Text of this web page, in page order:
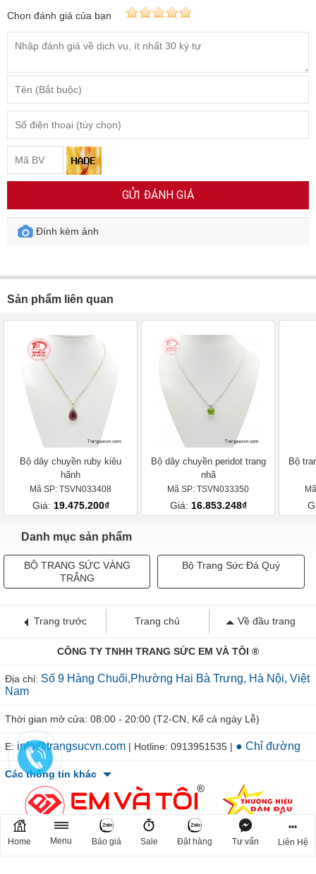
Chọn đánh giá của bạn
GỬI ĐÁNH GIÁ
Đính kèm ảnh
Sản phẩm liên quan
Bộ dây chuyền ruby kiêu
hãnh
Mã SP: TSVN033408
Giá: 19.475.200₫
Bộ dây chuyền peridot trang
nhã
Mã SP: TSVN033350
Giá: 16.853.248₫
Bộ
Danh mục sản phẩm
BỘ TRANG SỨC VÀNG
TRẮNG
Bộ Trang Sức Đá Quý
Trang trước Trang chủ Về đầu trang
CÔNG TY TNHH TRANG SỨC EM VÀ TÔI ®
Địa chỉ: Số 9 Hàng Chuối,Phường Hai Bà Trưng, Hà Nội, Việt
Nam
Thời gian mở cửa: 08:00 - 20:00 (T2-CN, Kể cả ngày Lễ)
E: info@trangsucvn.com | Hotline: 0913951535 | ● Chỉ đường
Các thông tin khác
Home Menu Báo giá Sale Đặt hàng Tư vấn
•••
Liên Hệ